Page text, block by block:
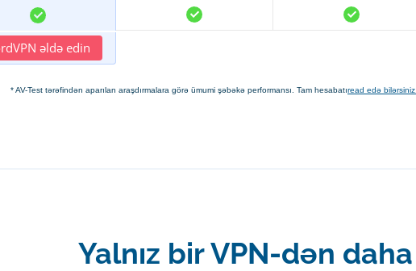
əldə edin
* AV-Test tərəfindən aparılan araşdırmalara görə ümumi şəbəkə performansı. Tam hesabatıread edə
Yalnız bir VPN-dən